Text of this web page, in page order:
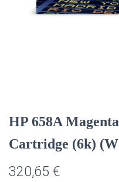
HP 658A
Cartridge (6k)
320,65 €